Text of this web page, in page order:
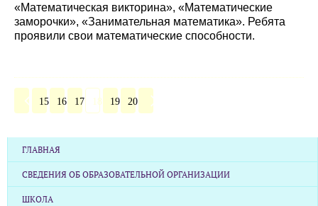
«Математическая викторина», «Математические
заморочки», «Занимательная математика». Ребята
проявили свои математические способности.
15 16 17 18 19 20
ГЛАВНАЯ
СВЕДЕНИЯ ОБ ОБРАЗОВАТЕЛЬНОЙ ОРГАНИЗАЦИИ
ШКОЛА